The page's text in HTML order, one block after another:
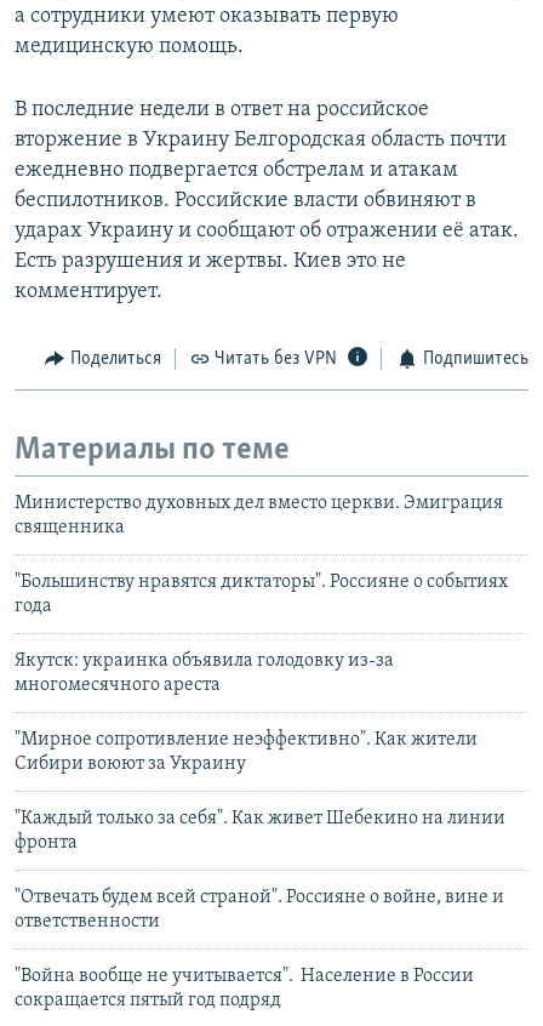
а сотрудники умеют оказывать первую
медицинскую помощь.
В последние недели в ответ на российское
вторжение в Украину Белгородская область почти
ежедневно подвергается обстрелам и атакам
беспилотников. Российские власти обвиняют в
ударах Украину и сообщают об отражении её атак.
Есть разрушения и жертвы. Киев это не
комментирует.
Поделиться Читать без VPN Подпишитесь
Материалы по теме
Министерство духовных дел вместо церкви. Эмиграция
священника
"Большинству нравятся диктаторы". Россияне о событиях
года
Якутск: украинка объявила голодовку из-за
многомесячного ареста
"Мирное сопротивление неэффективно". Как жители
Сибири воюют за Украину
"Каждый только за себя". Как живет Шебекино на линии
фронта
"Отвечать будем всей страной". Россияне о войне, вине и
ответственности
"Война вообще не учитывается". Население в России
сокращается пятый год подряд